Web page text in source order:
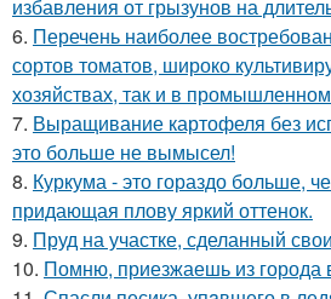
избавления от грызунов на
6. Перечень наиболее
сортов томатов, широко
хозяйствах, так и в
7. Выращивание картофеля без
это больше не вымысел!
8. Куркума - это гораздо больше,
придающая плову яркий оттенок.
9. Пруд на участке, сделанный
10. Помню, приезжаешь из города